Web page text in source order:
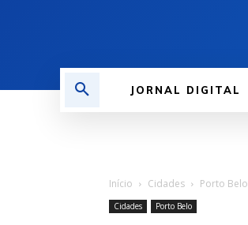
JORNAL DIGITAL
Início Cidades Porto Belo
Cidades Porto Belo